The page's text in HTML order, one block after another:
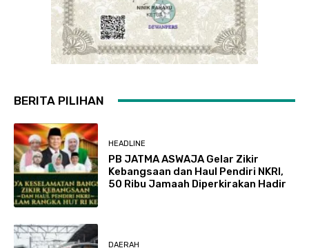
BERITA PILIHAN
HEADLINE
PB JATMA ASWAJA Gelar Zikir
Kebangsaan dan Haul Pendiri NKRI,
50 Ribu Jamaah Diperkirakan Hadir
DAERAH